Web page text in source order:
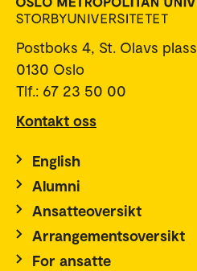
Postboks 4, St. Olavs plass
0130 Oslo
Tlf.: 67 23 50 00
Kontakt oss
English
Alumni
Ansatteoversikt
Arrangementsoversikt
For ansatte